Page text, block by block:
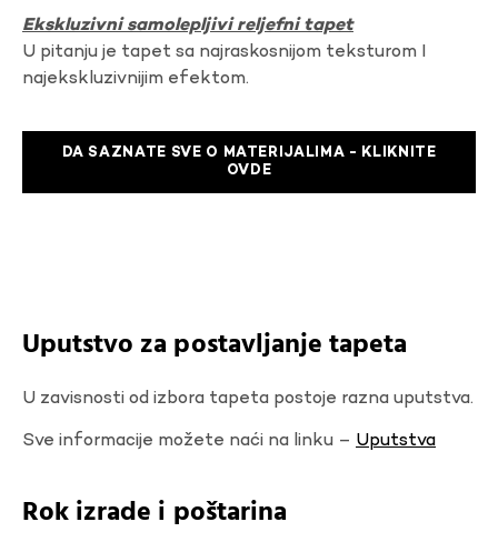
Ekskluzivni samolepljivi reljefni tapet
U pitanju je tapet sa najraskosnijom teksturom I
najekskluzivnijim efektom.
DA SAZNATE SVE O MATERIJALIMA - KLIKNITE
OVDE
Uputstvo za postavljanje tapeta
U zavisnosti od izbora tapeta postoje razna uputstva.
Sve informacije možete naći na linku – Uputstva
Rok izrade i poštarina